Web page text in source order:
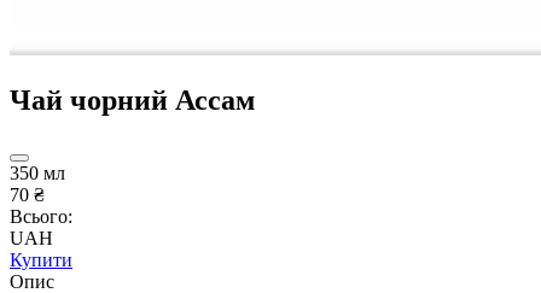
Чай чорний Ассам
350 мл
70 ₴
Всього:
UAH
Купити
Опис